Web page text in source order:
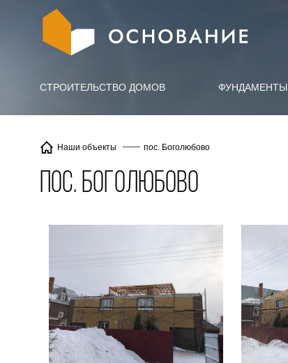
СТРОИТЕЛЬСТВО ДОМОВ ФУНДАМЕНТЫ
Наши объекты пос. Боголюбово
пос. Боголюбово